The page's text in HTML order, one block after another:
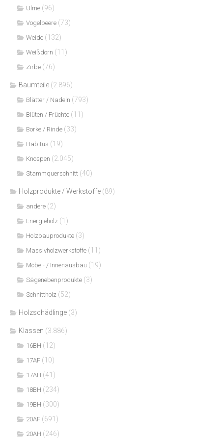
Ulme (96)
Vogelbeere (73)
Weide (132)
Weißdorn (11)
Zirbe (76)
Baumteile (2.896)
Blätter / Nadeln (793)
Blüten / Früchte (11)
Borke / Rinde (33)
Habitus (19)
Knospen (2.045)
Stammquerschnitt (40)
Holzprodukte / Werkstoffe (89)
andere (2)
Energieholz (1)
Holzbauprodukte (3)
Massivholzwerkstoffe (11)
Möbel- / Innenausbau (19)
Sägenebenprodukte (3)
Schnittholz (52)
Holzschädlinge (3)
Klassen (3.886)
16BH (12)
17AF (10)
17AH (41)
18BH (234)
19BH (300)
20AF (691)
20AH (246)